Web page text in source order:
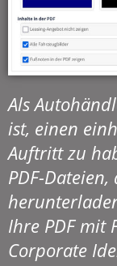
Als
ist, einen
Auftritt zu
PDF-
Ihre PDF mit
Corporate